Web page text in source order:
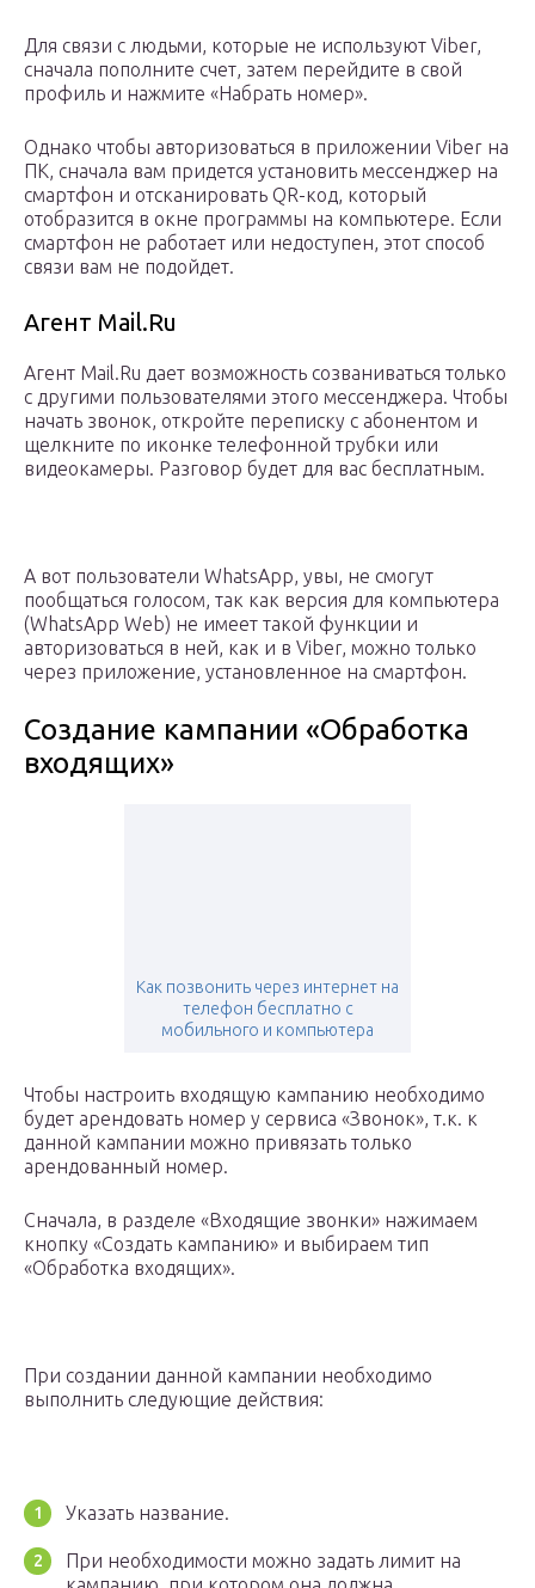
Для связи с людьми, которые не используют Viber,
сначала пополните счет, затем перейдите в свой
профиль и нажмите «Набрать номер».
Однако чтобы авторизоваться в приложении Viber на
ПК, сначала вам придется установить мессенджер на
смартфон и отсканировать QR-код, который
отобразится в окне программы на компьютере. Если
смартфон не работает или недоступен, этот способ
связи вам не подойдет.
Агент Mail.Ru
Агент Mail.Ru дает возможность созваниваться только
с другими пользователями этого мессенджера. Чтобы
начать звонок, откройте переписку с абонентом и
щелкните по иконке телефонной трубки или
видеокамеры. Разговор будет для вас бесплатным.
А вот пользователи WhatsApp, увы, не смогут
пообщаться голосом, так как версия для компьютера
(WhatsApp Web) не имеет такой функции и
авторизоваться в ней, как и в Viber, можно только
через приложение, установленное на смартфон.
Создание кампании «Обработка
входящих»
Как позвонить через интернет на
телефон бесплатно с
мобильного и компьютера
Чтобы настроить входящую кампанию необходимо
будет арендовать номер у сервиса «Звонок», т.к. к
данной кампании можно привязать только
арендованный номер.
Сначала, в разделе «Входящие звонки» нажимаем
кнопку «Создать кампанию» и выбираем тип
«Обработка входящих».
При создании данной кампании необходимо
выполнить следующие действия:
Указать название.
При необходимости можно задать лимит на